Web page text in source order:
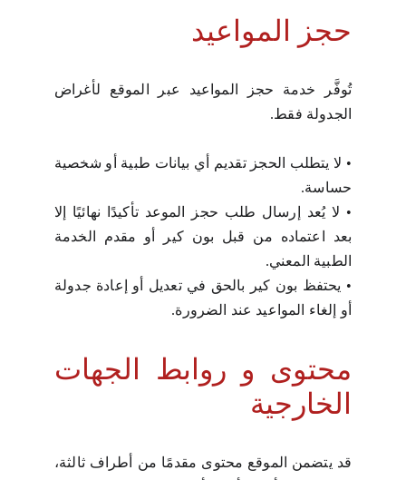
حجز المواعيد
تُوفَّر خدمة حجز المواعيد عبر الموقع لأغراض
الجدولة فقط.
• لا يتطلب الحجز تقديم أي بيانات طبية أو شخصية
حساسة.
• لا يُعد إرسال طلب حجز الموعد تأكيدًا نهائيًا إلا
بعد اعتماده من قبل بون كير أو مقدم الخدمة
الطبية المعني.
• يحتفظ بون كير بالحق في تعديل أو إعادة جدولة
أو إلغاء المواعيد عند الضرورة.
محتوى و روابط الجهات
الخارجية
قد يتضمن الموقع محتوى مقدمًا من أطراف ثالثة،